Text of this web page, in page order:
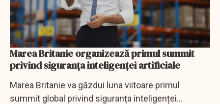
Marea Britanie organizează primul summit
privind siguranța inteligenței artificiale
Marea Britanie va găzdui luna viitoare primul
summit global privind siguranța inteligenței